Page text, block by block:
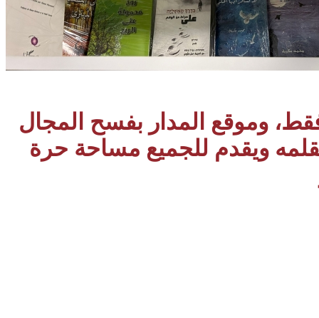
وموقع المدار بفسح المجال
ويقدم للجميع مساحة حرة